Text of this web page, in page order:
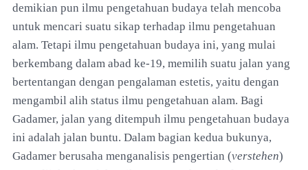
demikian pun ilmu pengetahuan budaya telah mencoba
untuk mencari suatu sikap terhadap ilmu pengetahuan
alam. Tetapi ilmu pengetahuan budaya ini, yang mulai
berkembang dalam abad ke-19, memilih suatu jalan yang
bertentangan dengan pengalaman estetis, yaitu dengan
mengambil alih status ilmu pengetahuan alam. Bagi
Gadamer, jalan yang ditempuh ilmu pengetahuan budaya
ini adalah jalan buntu. Dalam bagian kedua bukunya,
Gadamer berusaha menganalisis pengertian (verstehen)